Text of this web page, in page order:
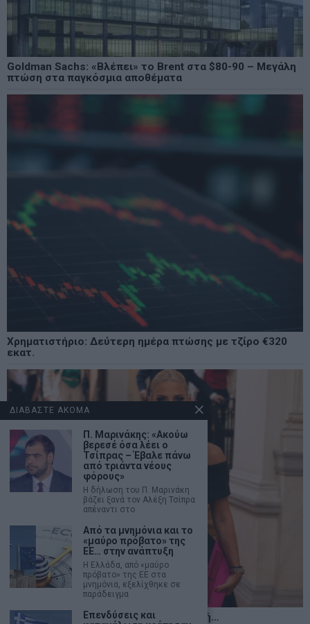
Goldman Sachs: «Βλέπει» το Brent στα $80-90 – Μεγάλη
πτώση στα παγκόσμια αποθέματα
Χρηματιστήριο: Δεύτερη ημέρα πτώσης με τζίρο €320
εκατ.
Η αληθινή παιδεία ξεκινά από την ψυχή…
ΔΙΑΒΑΣΤΕ ΑΚΟΜΑ
Π. Μαρινάκης: «Ακούω
βερεσέ όσα λέει ο
Τσίπρας – Έβαλε πάνω
από τριάντα νέους
φόρους»
Η δήλωση του Π. Μαρινάκη
βάζει ξανά τον Αλέξη Τσίπρα
απέναντι στο
Από τα μνημόνια και το
«μαύρο πρόβατο» της
ΕΕ… στην ανάπτυξη
Η Ελλάδα, από «μαύρο
πρόβατο» της ΕΕ στα
μνημόνια, εξελίχθηκε σε
παράδειγμα
Επενδύσεις και